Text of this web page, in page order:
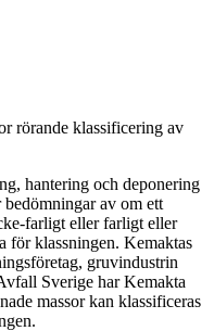
rörande klassificering av
hantering och deponering
av om ett
farligt eller farligt eller
för klassningen. Kemaktas
gruvindustrin
Sverige har Kemakta
massor kan klassificeras